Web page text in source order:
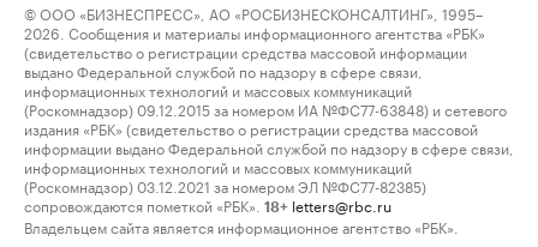
© ООО «БИЗНЕСПРЕСС», АО «РОСБИЗНЕСКОНСАЛТИНГ», 1995–
2026. Сообщения и материалы информационного агентства «РБК»
(свидетельство о регистрации средства массовой информации
выдано Федеральной службой по надзору в сфере связи,
информационных технологий и массовых коммуникаций
(Роскомнадзор) 09.12.2015 за номером ИА №ФС77-63848) и сетевого
издания «РБК» (свидетельство о регистрации средства массовой
информации выдано Федеральной службой по надзору в сфере связи,
информационных технологий и массовых коммуникаций
(Роскомнадзор) 03.12.2021 за номером ЭЛ №ФС77-82385)
сопровождаются пометкой «РБК».
18+ letters@rbc.ru
Владельцем сайта является информационное агентство «РБК».